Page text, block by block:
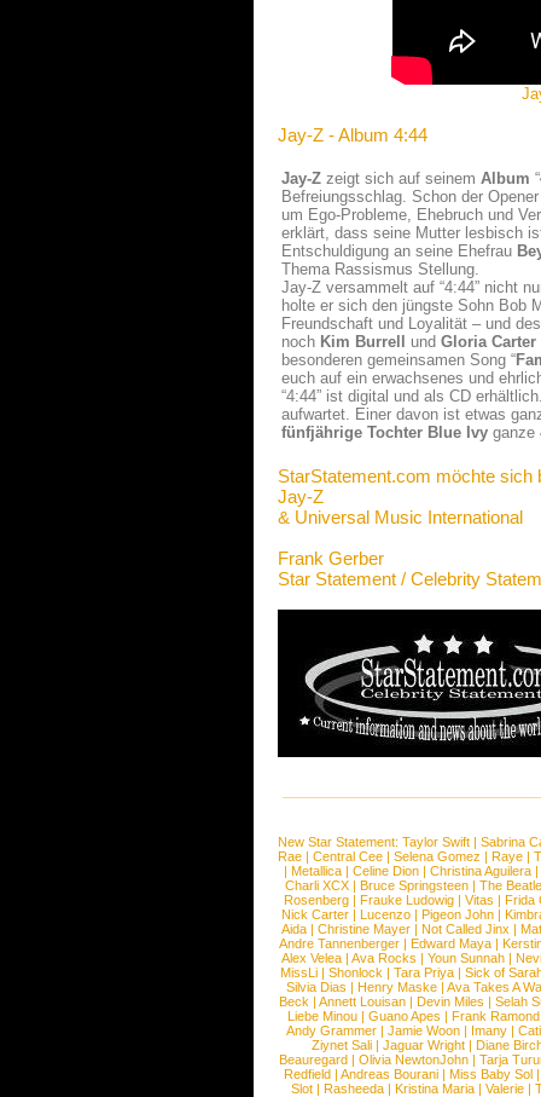
Jay-Z - Album 4:44
Jay-Z zeigt sich auf seinem Album “
Befreiungsschlag. Schon der Opener
um Ego-Probleme, Ehebruch und
erklärt, dass seine Mutter lesbisch
Entschuldigung an seine Ehefrau
Thema Rassismus Stellung.
Jay-Z versammelt auf “4:44” nicht
holte er sich den jüngste Sohn Bob
Freundschaft und Loyalität – und
noch Kim Burrell und Gloria Carter
besonderen gemeinsamen Song “
euch auf ein erwachsenes und
“4:44” ist digital und als CD
aufwartet. Einer davon ist etwas
fünfjährige Tochter Blue Ivy ganze
StarStatement.com möchte sich
Jay-Z
& Universal Music International
Frank Gerber
Star Statement / Celebrity
New Star Statement: Taylor Swift | Sabrina
Rae |Central Cee |Selena Gomez |Raye |
| Metallica | Celine Dion | Christina Aguilera |
Charli XCX |Bruce Springsteen |The
Rosenberg | Frauke Ludowig | Vitas | Frida
Nick Carter | Lucenzo | Pigeon John |
Aida |Christine Mayer |Not Called Jinx |
Andre Tannenberger | Edward Maya |
Alex Velea | Ava Rocks | Youn Sunnah |
MissLi | Shonlock | Tara Priya | Sick of
Silvia Dias |Henry Maske |Ava Takes A
Beck |Annett Louisan |Devin Miles |Selah
Liebe Minou |Guano Apes |Frank Ramond
Andy Grammer |Jamie Woon | Imany |
Ziynet Sali |Jaguar Wright |Diane
Beauregard |Olivia NewtonJohn |Tarja
Redfield | Andreas Bourani | Miss Baby Sol
Slot | Rasheeda | Kristina Maria | Valerie |